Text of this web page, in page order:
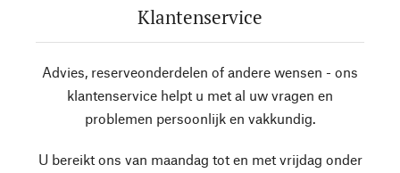
Klantenservice
Advies, reserveonderdelen of andere wensen - ons
klantenservice helpt u met al uw vragen en
problemen persoonlijk en vakkundig.
U bereikt ons van maandag tot en met vrijdag onder